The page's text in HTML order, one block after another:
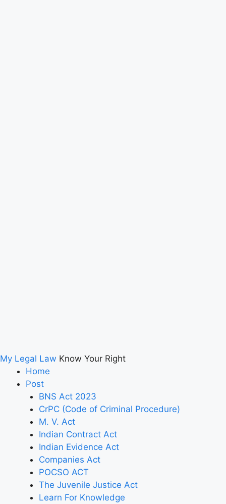
My Legal Law Know Your Right
Home
Post
BNS Act 2023
CrPC (Code of Criminal Procedure)
M. V. Act
Indian Contract Act
Indian Evidence Act
Companies Act
POCSO ACT
The Juvenile Justice Act
Learn For Knowledge